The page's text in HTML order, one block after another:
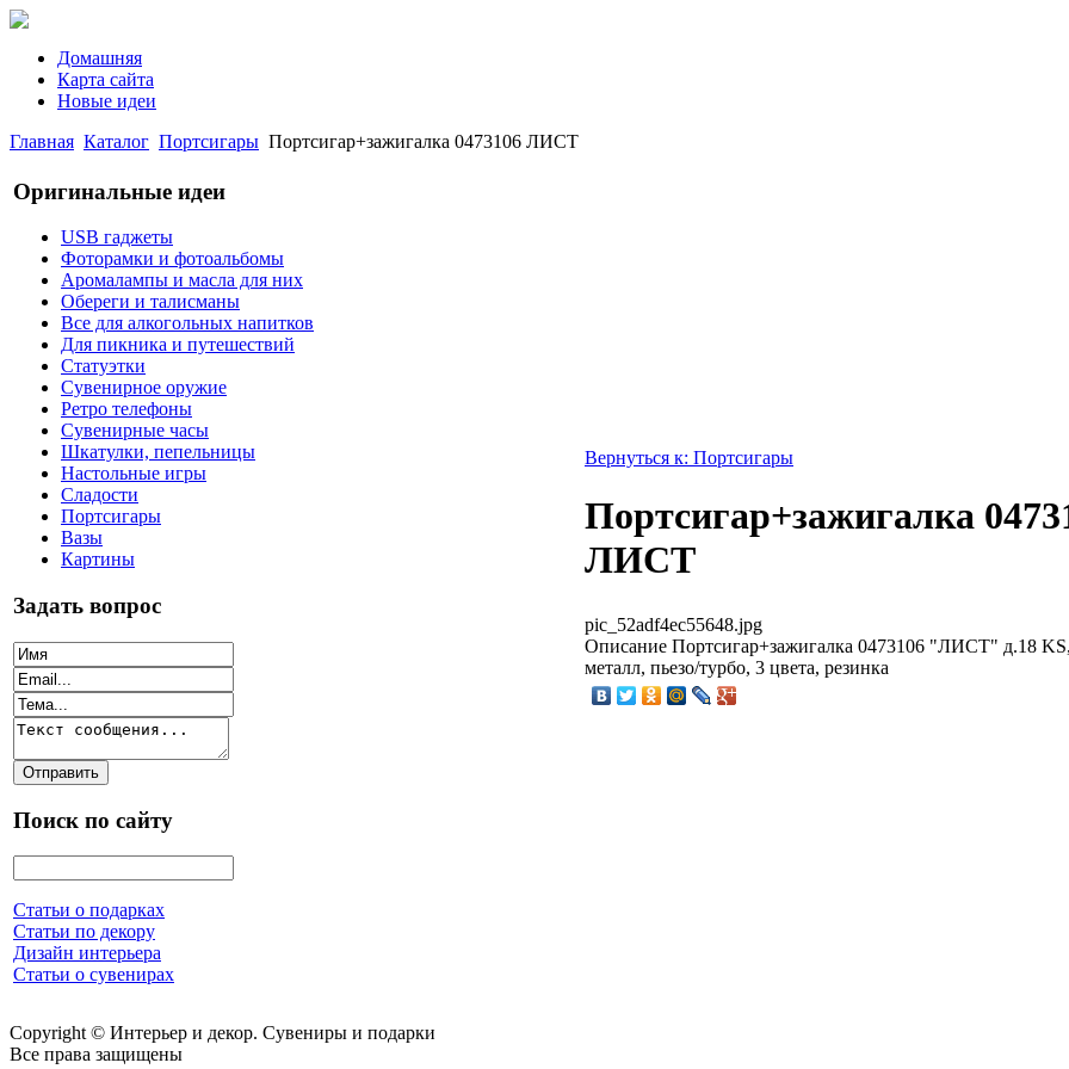
Домашняя
Карта сайта
Новые идеи
Главная Каталог Портсигары Портсигар+зажигалка 0473106 ЛИСТ
Оригинальные идеи
USB гаджеты
Фоторамки и фотоальбомы
Аромалампы и масла для них
Обереги и талисманы
Все для алкогольных напитков
Для пикника и путешествий
Статуэтки
Сувенирное оружие
Ретро телефоны
Сувенирные часы
Шкатулки, пепельницы
Настольные игры
Сладости
Портсигары
Вазы
Картины
Задать вопрос
Поиск по сайту
Статьи о подарках
Статьи по декору
Дизайн интерьера
Статьи о сувенирах
Вернуться к: Портсигары
Портсигар+зажигалка
ЛИСТ
pic_52adf4ec55648.jpg
Описание Портсигар+зажигалка 0473106 "ЛИСТ" д.18
металл, пьезо/турбо, 3 цвета, резинка
Copyright © Интерьер и декор. Сувениры и подарки
Все права защищены